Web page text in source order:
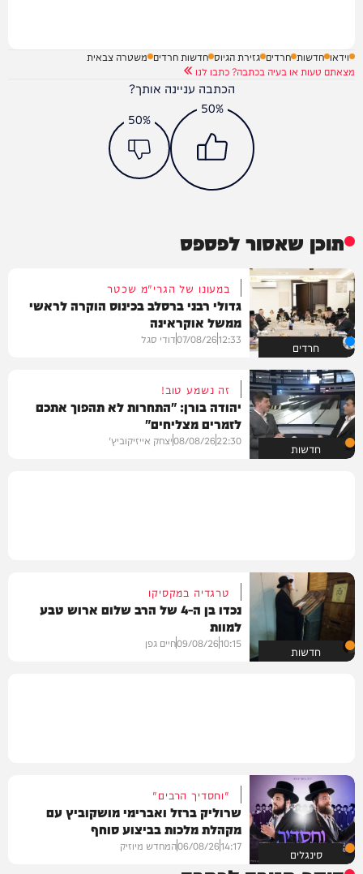
וידאו חדשות חרדים גזירת הגיוס חדשות חרדים משטרה צבאית
מצאתם טעות או בעיה בכתבה? כתבו לנו
הכתבה עניינה אותך?
50%
50%
תוכן שאסור לפספס
חרדים
במעונו של הגרי"מ שכטר
גדולי רבני ברסלב בכינוס הוקרה לראשי
ממשל אוקראינה
12:33
07/08/26דודי סגל
חדשות
זה נשמע טוב!
יהודה בורן: "התחרות לא תהפוך אתכם
לזמרים מצליחים"
22:30
08/08/26יצחק אייזיקוביץ'
חדשות
טרגדיה במקסיקו
נכדו בן ה-4 של הרב שלום ארוש טבע
למוות
10:15
09/08/26חיים גפן
סינגלים
"וחסדיך הרבים"
שרוליק ברזל ואברימי מושקוביץ עם
מקהלת מלכות בביצוע סוחף
14:17
06/08/26המחדש מיוזיק